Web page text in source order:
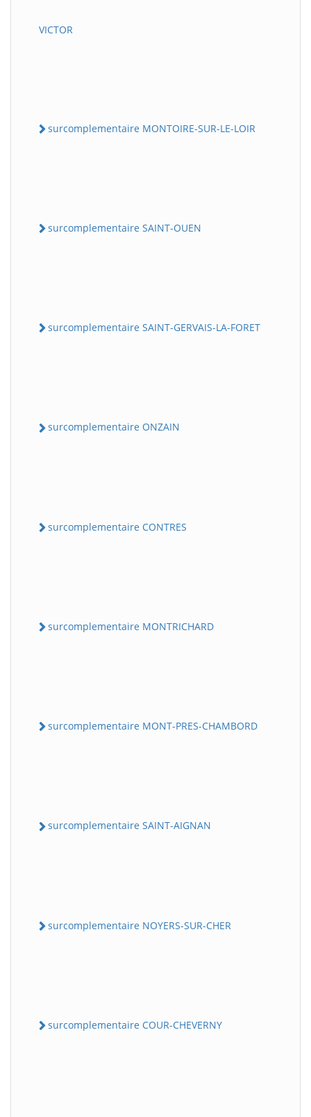
VICTOR
surcomplementaire MONTOIRE-SUR-LE-LOIR
surcomplementaire SAINT-OUEN
surcomplementaire SAINT-GERVAIS-LA-FORET
surcomplementaire ONZAIN
surcomplementaire CONTRES
surcomplementaire MONTRICHARD
surcomplementaire MONT-PRES-CHAMBORD
surcomplementaire SAINT-AIGNAN
surcomplementaire NOYERS-SUR-CHER
surcomplementaire COUR-CHEVERNY